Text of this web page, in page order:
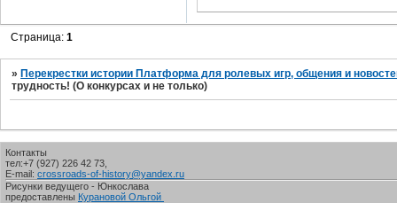
Страница:1
» Перекрестки истории Платформа для ролевых игр, общения и
трудность! (О конкурсах и не только)
Контакты
тел:+7 (927) 226 42 73,
E-mail: crossroads-of-history@yandex.ru
Рисунки ведущего - Юнкослава
предоставлены Курановой Ольгой